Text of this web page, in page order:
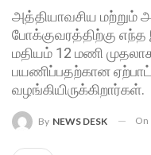
அத்தியாவசிய
போக்குவரத்திற்கு
மதியம் 12 மணி
பயணிப்பதற்கான
வழங்கியிருக்கிறார்கள்.
By NEWS DESK On